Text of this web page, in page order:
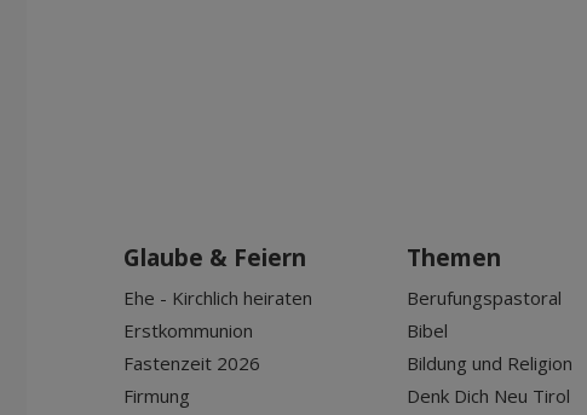
Glaube & Feiern
Ehe - Kirchlich heiraten
Erstkommunion
Fastenzeit 2026
Firmung
Themen
Berufungspastoral
Bibel
Bildung und Religion
Denk Dich Neu Tirol